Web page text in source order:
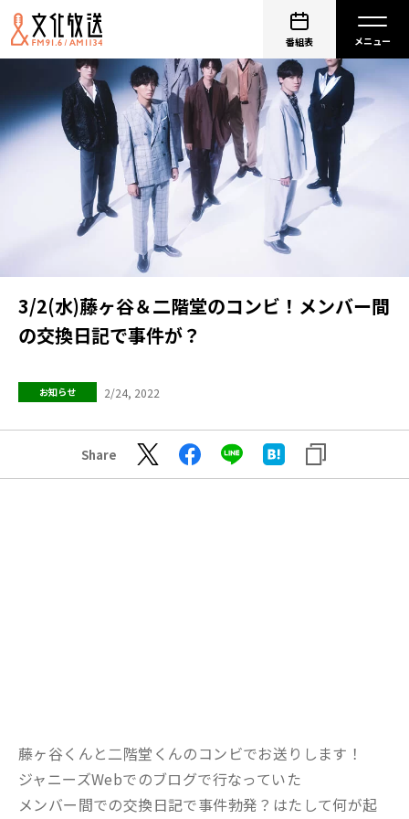
番組表
3/2(水)藤ヶ谷＆二階堂のコンビ！メンバー間
の交換日記で事件が？
お知らせ 2/24, 2022
Share
藤ヶ谷くんと二階堂くんのコンビでお送りします！
ジャニーズWebでのブログで行なっていた
メンバー間での交換日記で事件勃発？はたして何が起